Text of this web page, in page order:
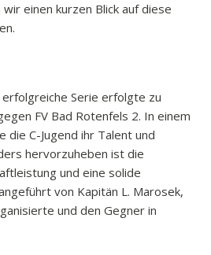
einen kurzen Blick auf diese
Serie erfolgte zu
FV Bad Rotenfels 2. In einem
die C-Jugend ihr Talent und
hervorzuheben ist die
und eine solide
von Kapitän L. Marosek,
und den Gegner in